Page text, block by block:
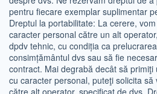
pentru fiecare exemplar suplimentar
Dreptul la portabilitate: La cerere,
caracter personal către un alt
dpdv tehnic, cu condiția ca
consimțământul dvs sau să fie
contract. Mai degrabă decât să
cu caracter personal, puteţi solicita
către alt operator, specificat de dvs.